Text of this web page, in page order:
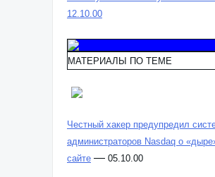
12.10.00
МАТЕРИАЛЫ ПО ТЕМЕ
Честный хакер предупредил
администраторов Nasdaq о
сайте — 05.10.00